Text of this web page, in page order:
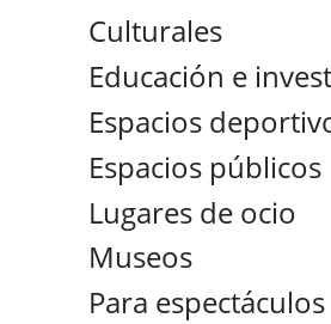
Culturales
Educación e
Espacios
Espacios públicos
Lugares de ocio
Museos
Para espectáculos